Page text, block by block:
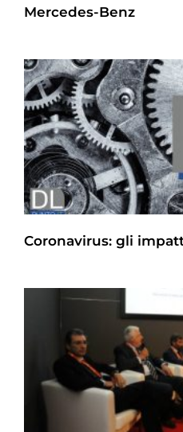
Mercedes-Benz
Coronavirus: gli